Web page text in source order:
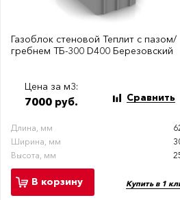
Газоблок стеновой Теплит с пазом/
гребнем ТБ-300 D400 Березовский
Цена за м3:
7000 руб. Сравнить
Длина, мм
Ширина, мм
Высота, мм
В корзину Купить в 1